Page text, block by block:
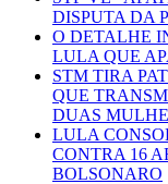
DISPUTA DA
O DETALHE
LULA QUE
STM TIRA
QUE
DUAS
LULA
CONTRA 16
BOLSONARO